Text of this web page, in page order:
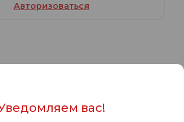
Авторизоваться
ароматом Ромовая баба
вас!